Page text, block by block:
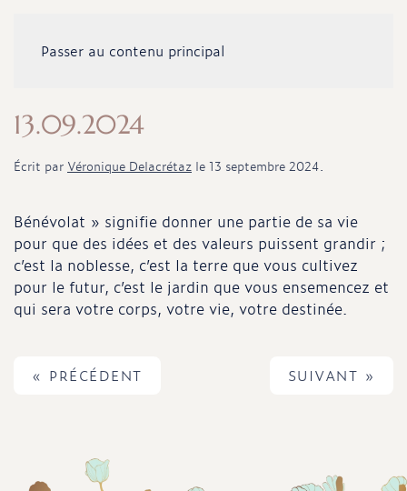
Passer au contenu principal
13.09.2024
Écrit par Véronique Delacrétaz le 13 septembre 2024.
Bénévolat » signifie donner une partie de sa vie
pour que des idées et des valeurs puissent grandir ;
c’est la noblesse, c’est la terre que vous cultivez
pour le futur, c’est le jardin que vous ensemencez et
qui sera votre corps, votre vie, votre destinée.
« PRÉCÉDENT SUIVANT »